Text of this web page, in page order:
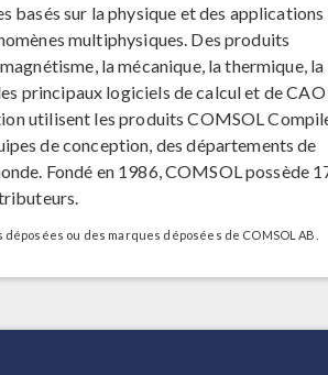
sur la physique et des applications
multiphysiques. Des produits
la mécanique, la thermique, la
principaux logiciels de calcul et de CAO
utilisent les produits COMSOL
de conception, des départements de
Fondé en 1986, COMSOL possède
ou des marques déposées de COMSOL AB.